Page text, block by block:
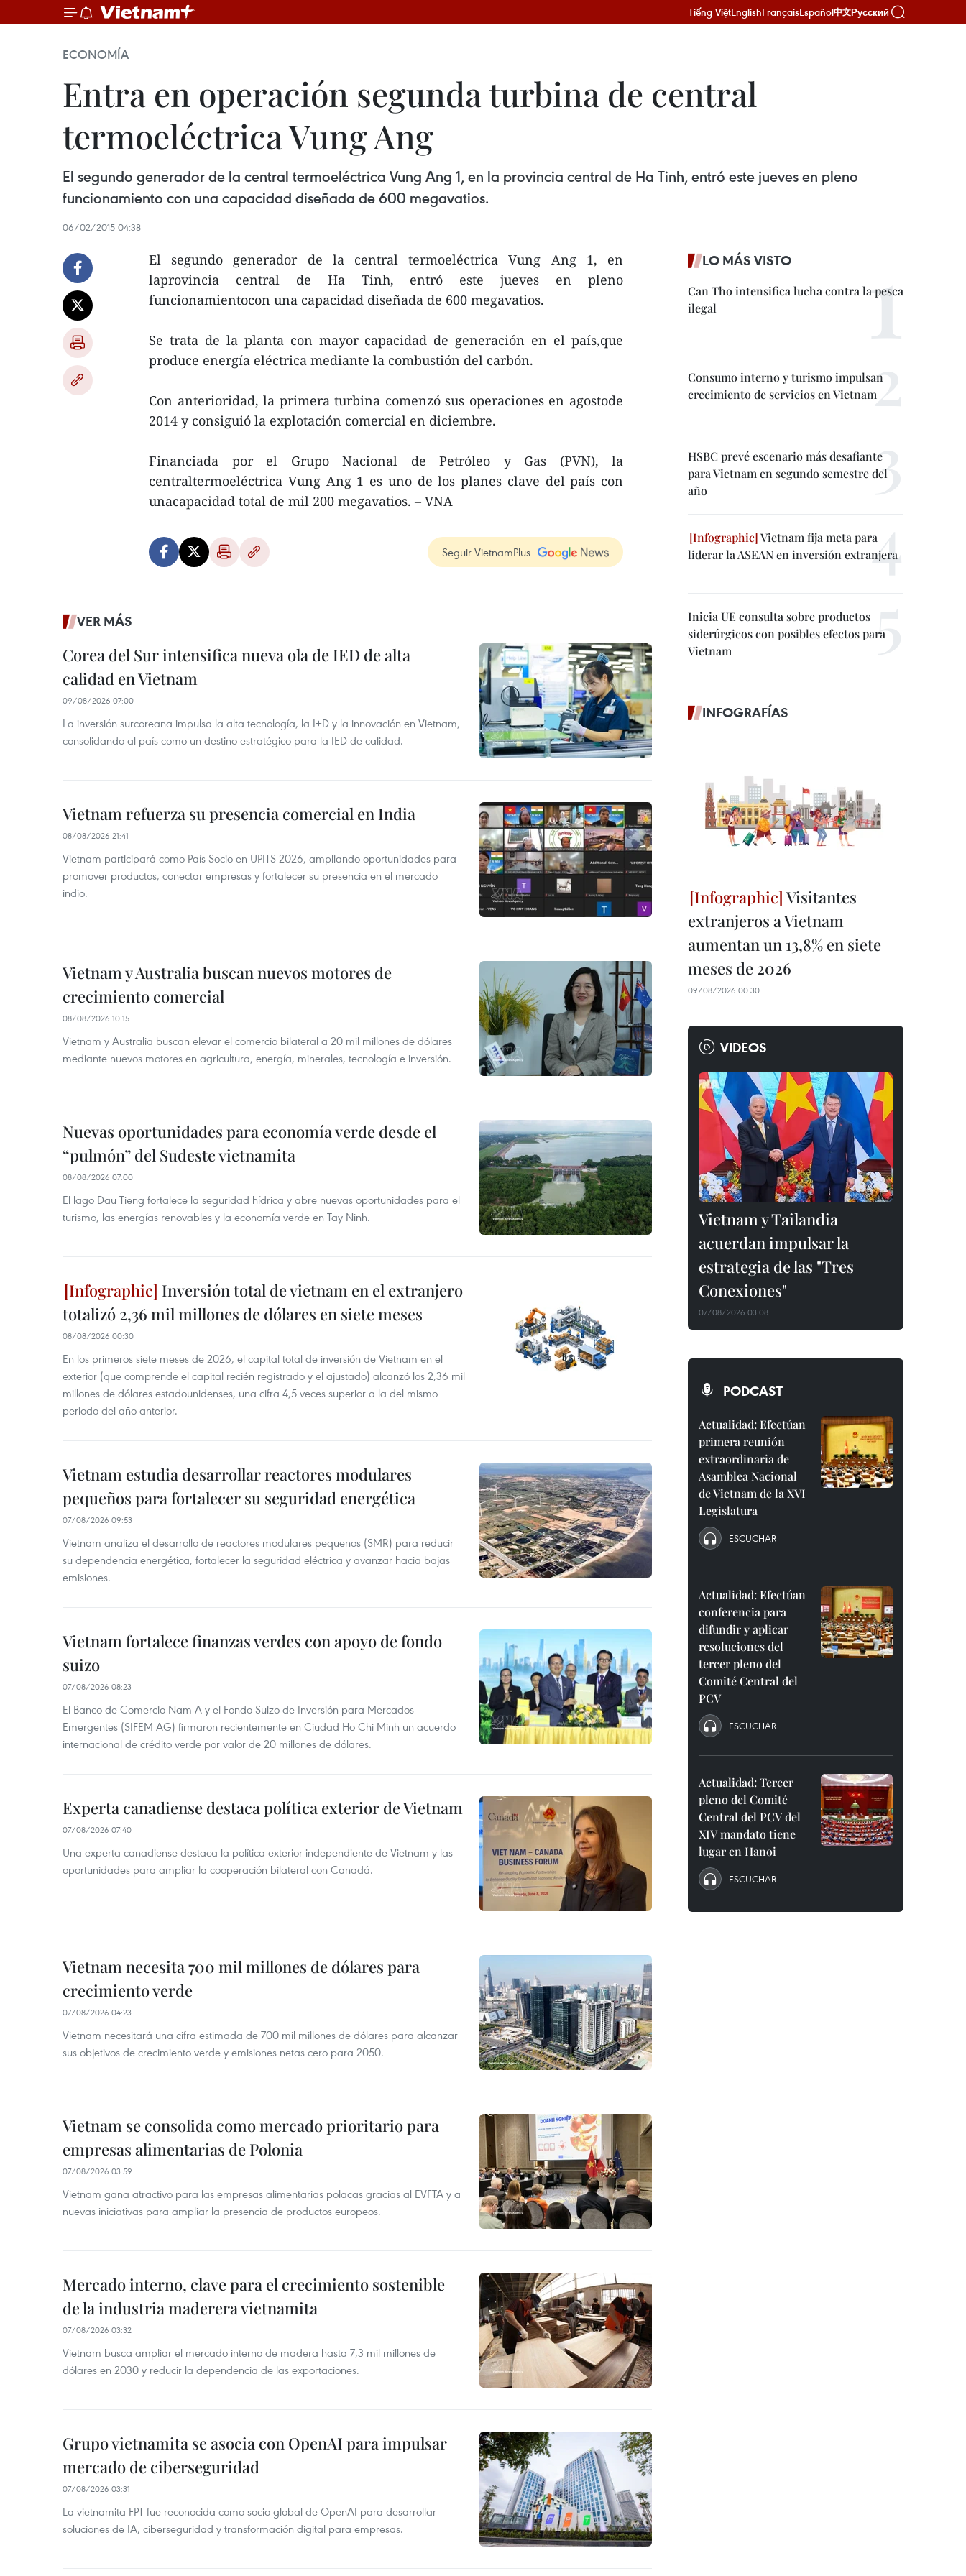
Tiếng ViệtEnglishFrançaisEspañol中文Русский
ECONOMÍA
Entra en operación segunda turbina de central
termoeléctrica Vung Ang
El segundo generador de la central termoeléctrica Vung Ang 1, en la provincia central de Ha Tinh, entró este jueves en pleno
funcionamiento con una capacidad diseñada de 600 megavatios.
06/02/2015 04:38
El segundo generador de la central termoeléctrica Vung Ang 1, en
laprovincia central de Ha Tinh, entró este jueves en pleno
funcionamientocon una capacidad diseñada de 600 megavatios.
Se trata de la planta con mayor capacidad de generación en el país,que
produce energía eléctrica mediante la combustión del carbón.
Con anterioridad, la primera turbina comenzó sus operaciones en agostode
2014 y consiguió la explotación comercial en diciembre.
Financiada por el Grupo Nacional de Petróleo y Gas (PVN), la
centraltermoeléctrica Vung Ang 1 es uno de los planes clave del país con
unacapacidad total de mil 200 megavatios. – VNA
Seguir VietnamPlus
VER MÁS
Corea del Sur intensifica nueva ola de IED de alta
calidad en Vietnam
09/08/2026 07:00
La inversión surcoreana impulsa la alta tecnología, la I+D y la innovación en Vietnam,
consolidando al país como un destino estratégico para la IED de calidad.
Vietnam refuerza su presencia comercial en India
08/08/2026 21:41
Vietnam participará como País Socio en UPITS 2026, ampliando oportunidades para
promover productos, conectar empresas y fortalecer su presencia en el mercado
indio.
Vietnam y Australia buscan nuevos motores de
crecimiento comercial
08/08/2026 10:15
Vietnam y Australia buscan elevar el comercio bilateral a 20 mil millones de dólares
mediante nuevos motores en agricultura, energía, minerales, tecnología e inversión.
Nuevas oportunidades para economía verde desde el
“pulmón” del Sudeste vietnamita
08/08/2026 07:00
El lago Dau Tieng fortalece la seguridad hídrica y abre nuevas oportunidades para el
turismo, las energías renovables y la economía verde en Tay Ninh.
Inversión total de vietnam en el extranjero
totalizó 2,36 mil millones de dólares en siete meses
08/08/2026 00:30
En los primeros siete meses de 2026, el capital total de inversión de Vietnam en el
exterior (que comprende el capital recién registrado y el ajustado) alcanzó los 2,36 mil
millones de dólares estadounidenses, una cifra 4,5 veces superior a la del mismo
periodo del año anterior.
Vietnam estudia desarrollar reactores modulares
pequeños para fortalecer su seguridad energética
07/08/2026 09:53
Vietnam analiza el desarrollo de reactores modulares pequeños (SMR) para reducir
su dependencia energética, fortalecer la seguridad eléctrica y avanzar hacia bajas
emisiones.
Vietnam fortalece finanzas verdes con apoyo de fondo
suizo
07/08/2026 08:23
El Banco de Comercio Nam A y el Fondo Suizo de Inversión para Mercados
Emergentes (SIFEM AG) firmaron recientemente en Ciudad Ho Chi Minh un acuerdo
internacional de crédito verde por valor de 20 millones de dólares.
Experta canadiense destaca política exterior de Vietnam
07/08/2026 07:40
Una experta canadiense destaca la política exterior independiente de Vietnam y las
oportunidades para ampliar la cooperación bilateral con Canadá.
Vietnam necesita 700 mil millones de dólares para
crecimiento verde
07/08/2026 04:23
Vietnam necesitará una cifra estimada de 700 mil millones de dólares para alcanzar
sus objetivos de crecimiento verde y emisiones netas cero para 2050.
Vietnam se consolida como mercado prioritario para
empresas alimentarias de Polonia
07/08/2026 03:59
Vietnam gana atractivo para las empresas alimentarias polacas gracias al EVFTA y a
nuevas iniciativas para ampliar la presencia de productos europeos.
Mercado interno, clave para el crecimiento sostenible
de la industria maderera vietnamita
07/08/2026 03:32
Vietnam busca ampliar el mercado interno de madera hasta 7,3 mil millones de
dólares en 2030 y reducir la dependencia de las exportaciones.
Grupo vietnamita se asocia con OpenAI para impulsar
mercado de ciberseguridad
07/08/2026 03:31
La vietnamita FPT fue reconocida como socio global de OpenAI para desarrollar
soluciones de IA, ciberseguridad y transformación digital para empresas.
LO MÁS VISTO
Can Tho intensifica lucha contra la pesca
ilegal
Consumo interno y turismo impulsan
crecimiento de servicios en Vietnam
HSBC prevé escenario más desafiante
para Vietnam en segundo semestre del
año
Vietnam fija meta para
liderar la ASEAN en inversión extranjera
Inicia UE consulta sobre productos
siderúrgicos con posibles efectos para
Vietnam
INFOGRAFÍAS
Visitantes
extranjeros a Vietnam
aumentan un 13,8% en siete
meses de 2026
09/08/2026 00:30
VIDEOS
Vietnam y Tailandia
acuerdan impulsar la
estrategia de las "Tres
Conexiones"
07/08/2026 03:08
PODCAST
Actualidad: Efectúan
primera reunión
extraordinaria de
Asamblea Nacional
de Vietnam de la XVI
Legislatura
ESCUCHAR
Actualidad: Efectúan
conferencia para
difundir y aplicar
resoluciones del
tercer pleno del
Comité Central del
PCV
ESCUCHAR
Actualidad: Tercer
pleno del Comité
Central del PCV del
XIV mandato tiene
lugar en Hanoi
ESCUCHAR